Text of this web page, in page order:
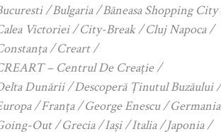
Bulgaria
Băneasa Shopping City
Victoriei
City-Break
Cluj Napoca
Creart
– Centrul De Creație
Dunării
Descoperă Ținutul Buzăului
Franța George Enescu
Germania
Out
Grecia Iași Italia
Japonia